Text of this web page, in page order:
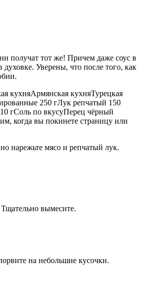
получат тот же! Причем даже соус в
духовке. Уверены, что после того, как
кухняАрмянская кухняТурецкая
250 гЛук репчатый 150
гСоль по вкусуПерец чёрный
когда вы покинете страницу или
нарежьте мясо и репчатый лук.
вымесите.
на небольшие кусочки.